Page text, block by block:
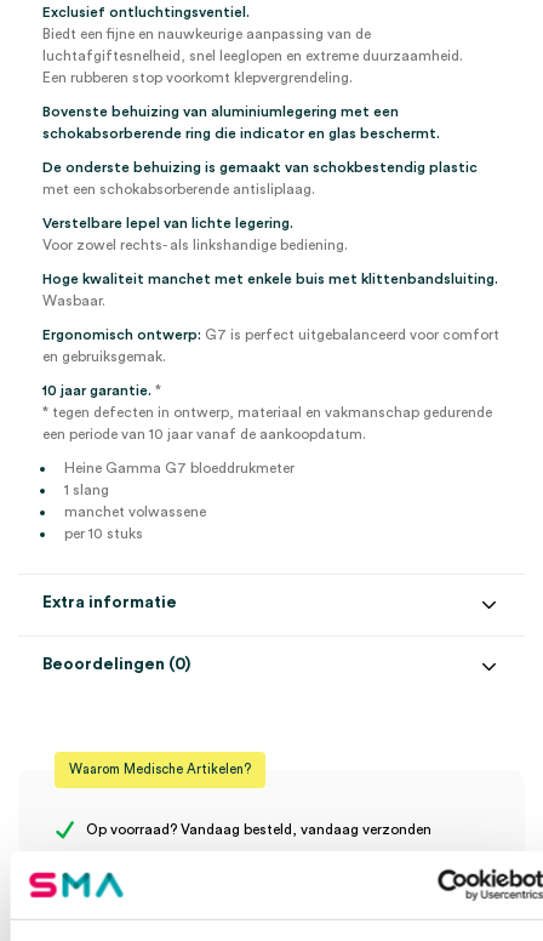
Exclusief ontluchtingsventiel.
Biedt een fijne en nauwkeurige aanpassing van de
luchtafgiftesnelheid, snel leeglopen en extreme duurzaamheid.
Een rubberen stop voorkomt klepvergrendeling.
Bovenste behuizing van aluminiumlegering met een
schokabsorberende ring die indicator en glas beschermt.
De onderste behuizing is gemaakt van schokbestendig plastic
met een schokabsorberende antisliplaag.
Verstelbare lepel van lichte legering.
Voor zowel rechts- als linkshandige bediening.
Hoge kwaliteit manchet met enkele buis met klittenbandsluiting.
Wasbaar.
Ergonomisch ontwerp: G7 is perfect uitgebalanceerd voor comfort
en gebruiksgemak.
10 jaar garantie. *
* tegen defecten in ontwerp, materiaal en vakmanschap gedurende
een periode van 10 jaar vanaf de aankoopdatum.
Heine Gamma G7 bloeddrukmeter
1 slang
manchet volwassene
per 10 stuks
Extra informatie
Model G7
Steriel
Beoordelingen (0)
Er zijn nog geen beoordelingen.
Waarom Medische Artikelen?
Op voorraad? Vandaag besteld, vandaag verzonden
Geen klein order toeslag vanaf €75 bestelwaarde